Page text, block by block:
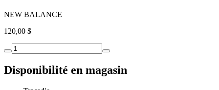
NEW BALANCE
120,00 $
Disponibilité en magasin